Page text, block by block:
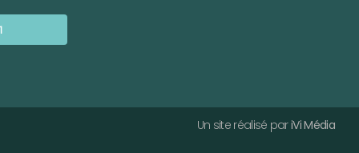
Un site réalisé pariVi Média